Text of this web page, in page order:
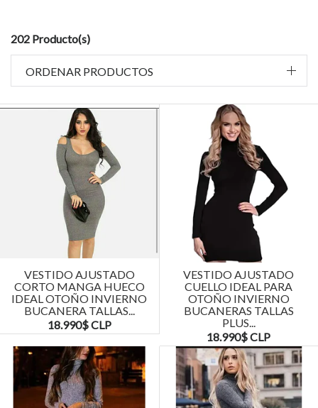
202 Producto(s)
ORDENAR PRODUCTOS
VESTIDO AJUSTADO
CORTO MANGA HUECO
IDEAL OTOÑO INVIERNO
BUCANERA TALLAS...
18.990$ CLP
VESTIDO AJUSTADO
CUELLO IDEAL PARA
OTOÑO INVIERNO
BUCANERAS TALLAS
PLUS...
18.990$ CLP